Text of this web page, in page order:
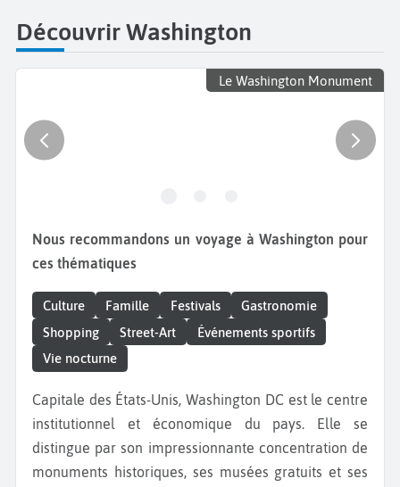
Découvrir Washington
Le Washington Monument
Nous recommandons un voyage à Washington pour
ces thématiques
Culture Famille Festivals
Gastronomie
Shopping
Street-Art
Événements sportifs
Vie nocturne
Capitale des États-Unis, Washington DC est le centre
institutionnel et économique du pays. Elle se
distingue par son impressionnante concentration de
monuments historiques, ses musées gratuits et ses